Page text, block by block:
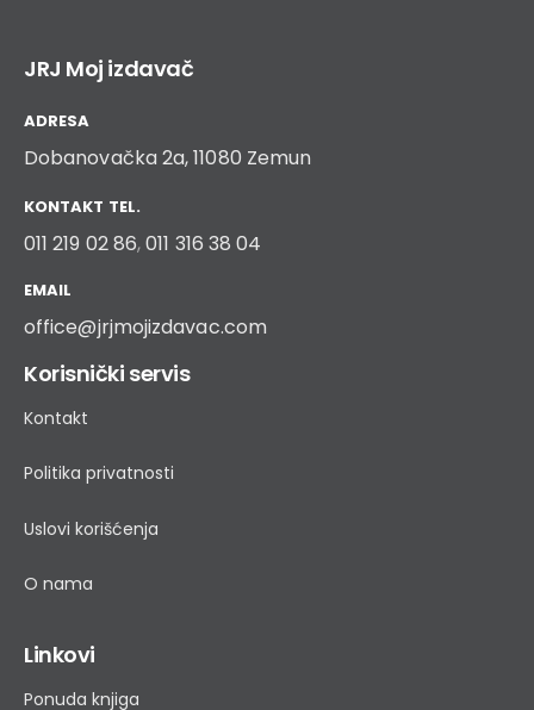
JRJ Moj izdavač
ADRESA
Dobanovačka 2a, 11080 Zemun
KONTAKT TEL.
011 219 02 86,011 316 38 04
EMAIL
office@jrjmojizdavac.com
Korisnički servis
Kontakt
Politika privatnosti
Uslovi korišćenja
O nama
Linkovi
Ponuda knjiga